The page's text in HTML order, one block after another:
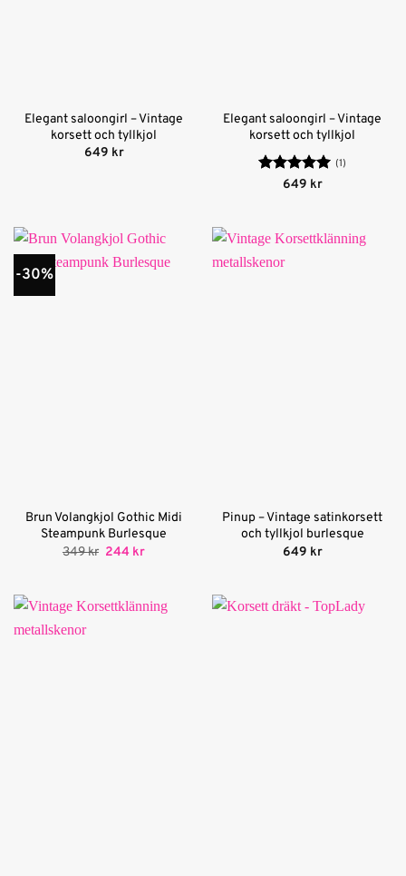
Elegant saloongirl – Vintage
korsett och tyllkjol
649 kr
Elegant saloongirl – Vintage
korsett och tyllkjol
Betygsatt5
(1)
649 kr
-30%
Brun Volangkjol Gothic Midi
Steampunk Burlesque
349kr Det
349 kr.
244 krDet
244 kr.
Pinup – Vintage satinkorsett
och tyllkjol burlesque
649 kr